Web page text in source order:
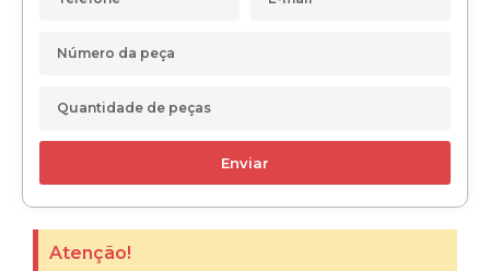
Enviar
Atenção!